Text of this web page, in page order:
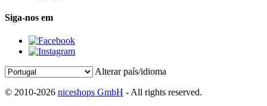
Siga-nos em
Alterar país/idioma
© 2010-2026 niceshops GmbH - All rights reserved.